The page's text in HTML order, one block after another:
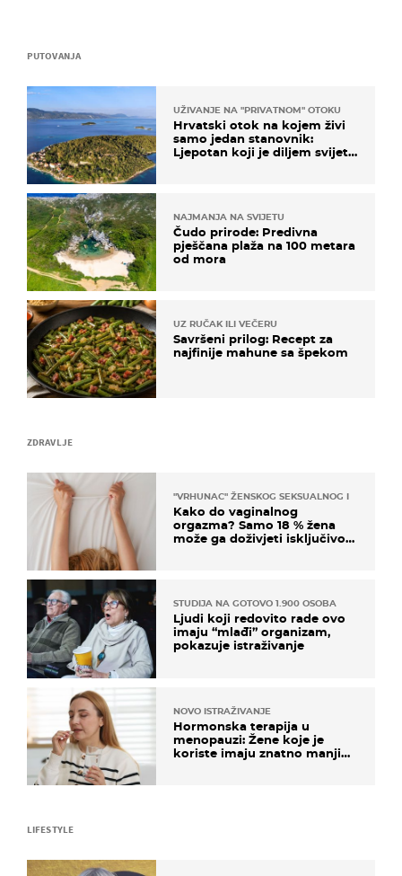
ZDRAVLJE
"VRHUNAC" ŽENSKOG SEKSUALNOG ISKUSTVA
Kako do vaginalnog
orgazma? Samo 18 % žena
može ga doživjeti isključivo
STUDIJA NA GOTOVO 1.900 OSOBA
Ljudi koji redovito rade ovo
imaju “mlađi” organizam,
pokazuje istraživanje
NOVO ISTRAŽIVANJE
Hormonska terapija u
menopauzi: Žene koje je
koriste imaju znatno manji
PUTOVANJA
UŽIVANJE NA "PRIVATNOM" OTOKU
Hrvatski otok na kojem živi
samo jedan stanovnik:
Ljepotan koji je diljem svijeta
NAJMANJA NA SVIJETU
Čudo prirode: Predivna
pješčana plaža na 100 metara
od mora
UZ RUČAK ILI VEČERU
Savršeni prilog: Recept za
najfinije mahune sa špekom
LIFESTYLE